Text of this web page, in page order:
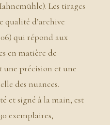
Les tirages
qualité d’archive
qui répond aux
en matière de
précision et une
des nuances.
et signé à la main, est
exemplaires,